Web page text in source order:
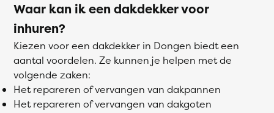
Waar kan ik een dakdekker voor
inhuren?
Kiezen voor een dakdekker in Dongen biedt een
aantal voordelen. Ze kunnen je helpen met de
volgende zaken:
Het repareren of vervangen van dakpannen
Het repareren of vervangen van dakgoten